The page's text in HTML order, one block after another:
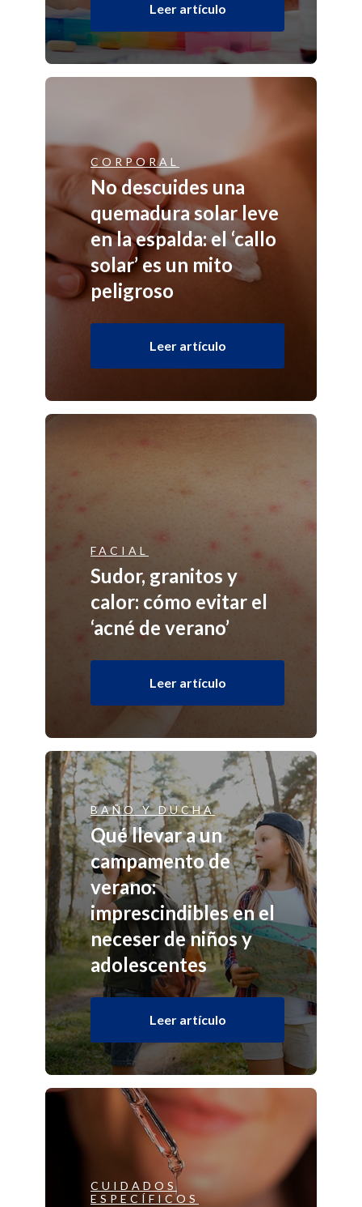
Leer artículo
CORPORAL
No descuides una
quemadura solar leve
en la espalda: el ‘callo
solar’ es un mito
peligroso
Leer artículo
FACIAL
Sudor, granitos y
calor: cómo evitar el
‘acné de verano’
Leer artículo
BAÑO Y DUCHA
Qué llevar a un
campamento de
verano:
imprescindibles en el
neceser de niños y
adolescentes
Leer artículo
CUIDADOS
ESPECÍFICOS